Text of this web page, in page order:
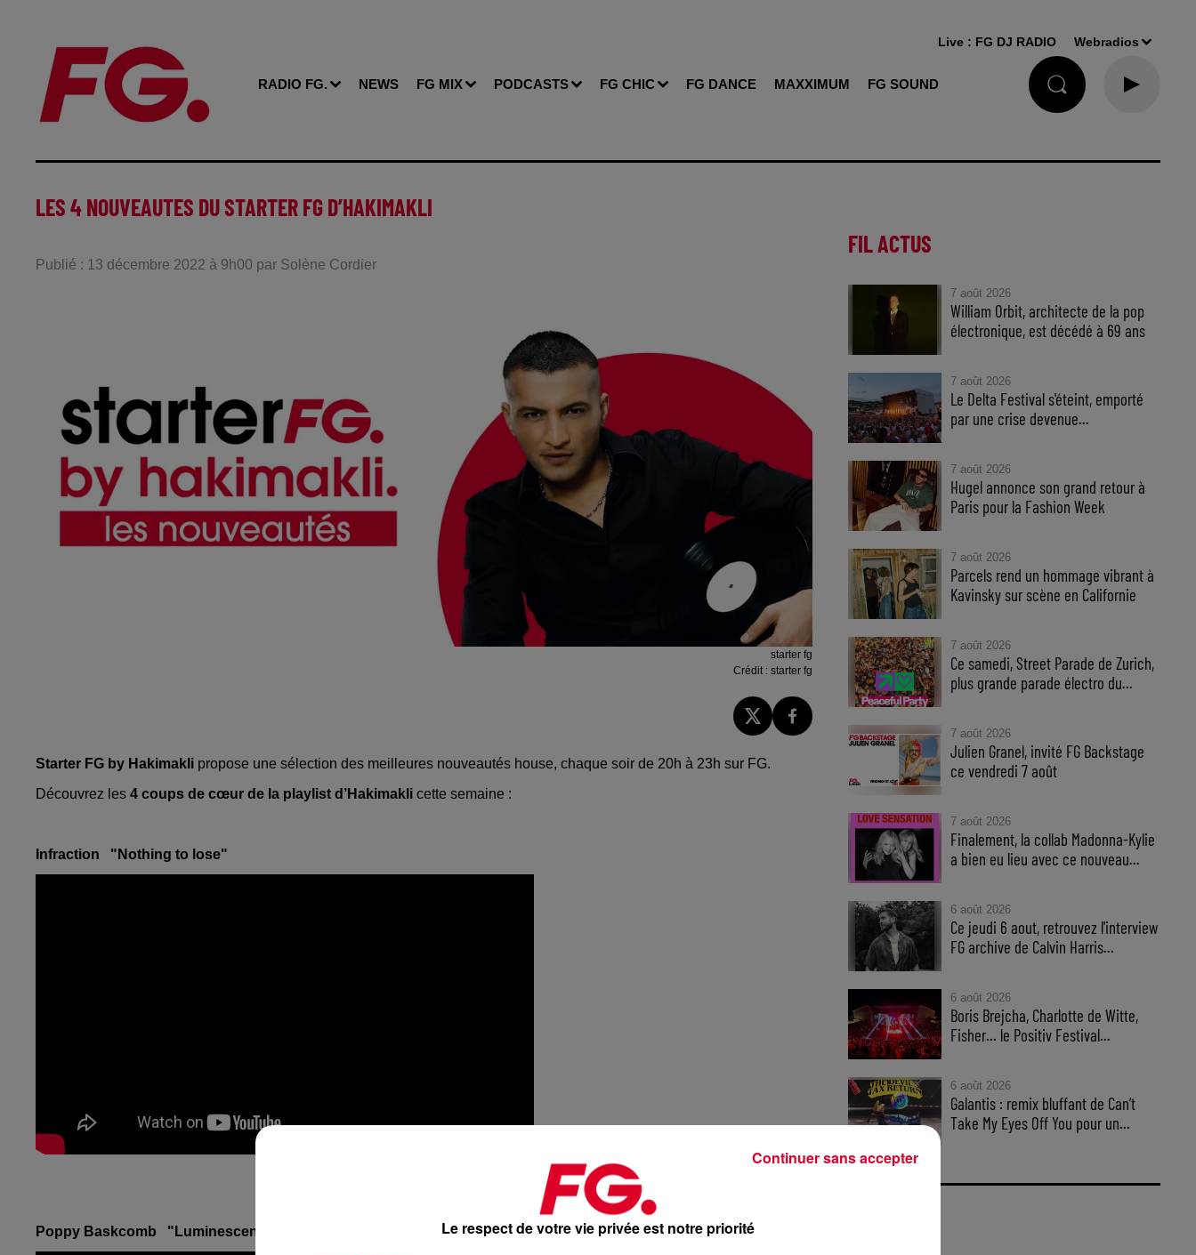
RADIO FG. NEWS FG MIX PODCASTS FG CHIC FG DANCE MAXXIMUM FG SOUND
Live : FG DJ RADIO Webradios
LES 4 NOUVEAUTES DU STARTER FG D’HAKIMAKLI
Publié : 13 décembre 2022 à 9h00 par Solène Cordier
starter fg
Crédit : starter fg
Starter FG by Hakimakli propose une sélection des meilleures nouveautés house, chaque soir de 20h à 23h sur FG.
Découvrez les 4 coups de cœur de la playlist d’Hakimakli cette semaine :
Infraction "Nothing to lose"
Poppy Baskcomb "Luminescent"
FIL ACTUS
7 août 2026
William Orbit, architecte de la pop
électronique, est décédé à 69 ans
7 août 2026
Le Delta Festival s'éteint, emporté
par une crise devenue...
7 août 2026
Hugel annonce son grand retour à
Paris pour la Fashion Week
7 août 2026
Parcels rend un hommage vibrant à
Kavinsky sur scène en Californie
7 août 2026
Ce samedi, Street Parade de Zurich,
plus grande parade électro du...
7 août 2026
Julien Granel, invité FG Backstage
ce vendredi 7 août
7 août 2026
Finalement, la collab Madonna-Kylie
a bien eu lieu avec ce nouveau...
6 août 2026
Ce jeudi 6 aout, retrouvez l'interview
FG archive de Calvin Harris...
6 août 2026
Boris Brejcha, Charlotte de Witte,
Fisher… le Positiv Festival...
6 août 2026
Galantis : remix bluffant de Can’t
Take My Eyes Off You pour un...
Le respect de votre vie privée est notre priorité
Continuer sans accepter